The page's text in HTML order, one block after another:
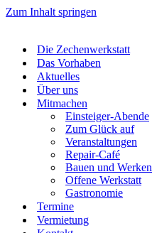
Zum Inhalt springen
Die Zechenwerkstatt
Das Vorhaben
Aktuelles
Über uns
Mitmachen
Einsteiger-Abende
Zum Glück auf
Veranstaltungen
Repair-Café
Bauen und Werken
Offene Werkstatt
Gastronomie
Termine
Vermietung